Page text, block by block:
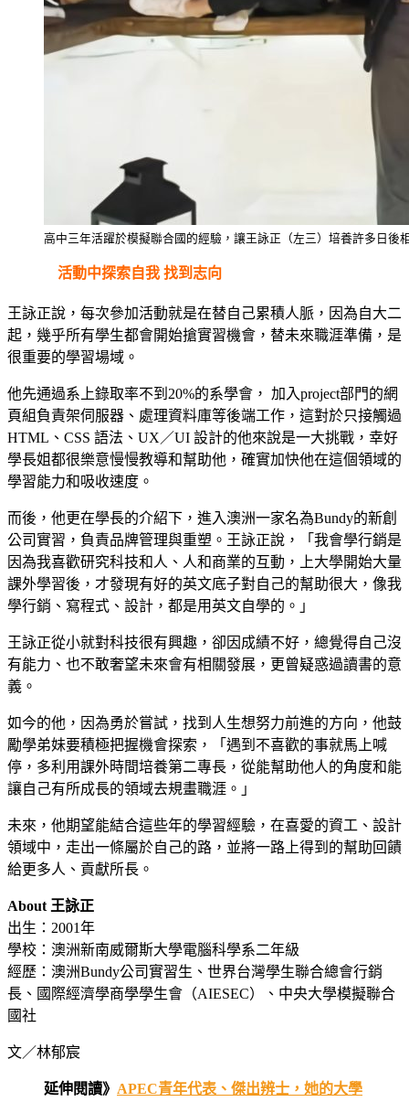
高中三年活躍於模擬聯合國的經驗，讓王詠正（左三）培養許多日後
活動中探索自我 找到志向
王詠正說，每次參加活動就是在替自己累積人脈，因為自大二
起，幾乎所有學生都會開始搶實習機會，替未來職涯準備，是
很重要的學習場域。
他先通過系上錄取率不到20%的系學會， 加入project部門的網
頁組負責架伺服器、處理資料庫等後端工作，這對於只接觸過
HTML、CSS 語法、UX／UI 設計的他來說是一大挑戰，幸好
學長姐都很樂意慢慢教導和幫助他，確實加快他在這個領域的
學習能力和吸收速度。
而後，他更在學長的介紹下，進入澳洲一家名為Bundy的新創
公司實習，負責品牌管理與重塑。王詠正說，「我會學行銷是
因為我喜歡研究科技和人、人和商業的互動，上大學開始大量
課外學習後，才發現有好的英文底子對自己的幫助很大，像我
學行銷、寫程式、設計，都是用英文自學的。」
王詠正從小就對科技很有興趣，卻因成績不好，總覺得自己沒
有能力、也不敢奢望未來會有相關發展，更曾疑惑過讀書的意
義。
如今的他，因為勇於嘗試，找到人生想努力前進的方向，他鼓
勵學弟妹要積極把握機會探索，「遇到不喜歡的事就馬上喊
停，多利用課外時間培養第二專長，從能幫助他人的角度和能
讓自己有所成長的領域去規畫職涯。」
未來，他期望能結合這些年的學習經驗，在喜愛的資工、設計
領域中，走出一條屬於自己的路，並將一路上得到的幫助回饋
給更多人、貢獻所長。
About 王詠正
出生：2001年
學校：澳洲新南威爾斯大學電腦科學系二年級
經歷：澳洲Bundy公司實習生、世界台灣學生聯合總會行銷
長、國際經濟學商學學生會（AIESEC）、中央大學模擬聯合
國社
文／林郁宸
延伸閱讀》 APEC青年代表、傑出辨士，她的大學